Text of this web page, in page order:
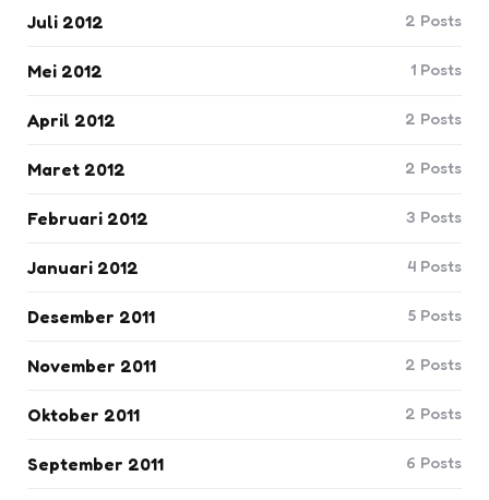
Juli 2012 2 Posts
Mei 2012 1 Posts
April 2012 2 Posts
Maret 2012 2 Posts
Februari 2012 3 Posts
Januari 2012 4 Posts
Desember 2011 5 Posts
November 2011 2 Posts
Oktober 2011 2 Posts
September 2011 6 Posts